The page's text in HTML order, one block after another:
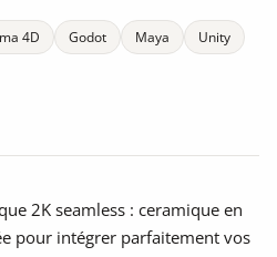
4D Godot Maya
Unity
2K seamless : ceramique en
pour intégrer parfaitement vos